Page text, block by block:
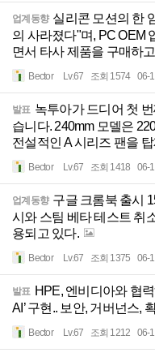
업계동향 실리콘 모션의 한
의 사라졌다"며, PC OEM
면서 타사 제품을 구매하
Bector Lv.67 조회 1574 06-
발표 녹투아가 드디어 첫
습니다. 240mm 모델은
전설적인 A 시리즈 팬을 탑
Bector Lv.67 조회 1418 06-
업계동향 구글 크롬북 출시
시와 스팀 베타 테스트 취
용되고 있다.
Bector Lv.67 조회 1375 06-
발표 HPE, 엔비디아와 협
AI’ 구현.. 보안, 거버넌스,
Bector Lv.67 조회 1212 06-